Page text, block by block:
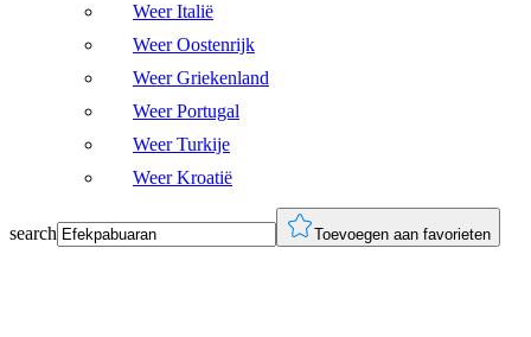
Weer Italië
Weer Oostenrijk
Weer Griekenland
Weer Portugal
Weer Turkije
Weer Kroatië
search Toevoegen aan favorieten